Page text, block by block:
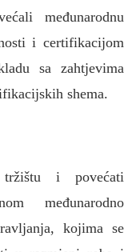
međunarodnu
i certifikacijom
sa zahtjevima
shema.
tržištu i povećati
međunarodno
kojima se